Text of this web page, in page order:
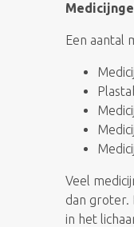
Een aantal
Veel
dan groter.
in het